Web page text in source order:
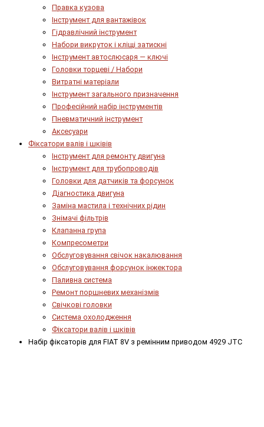
Правка кузова
Інструмент для вантажівок
Гідравлічний інструмент
Набори викруток і кліщі затискні
Інструмент автослюсаря — ключі
Головки торцеві / Набори
Витратні матеріали
Інструмент загального призначення
Професійний набір інструментів
Пневматичний інструмент
Аксесуари
Фіксатори валів і шківів
Інструмент для ремонту двигуна
Інструмент для трубопроводів
Головки для датчиків та форсунок
Діагностика двигуна
Заміна мастила і технічних рідин
Знімачі фільтрів
Клапанна група
Компресометри
Обслуговування свічок накалювання
Обслуговування форсунок інжектора
Паливна система
Ремонт поршневих механізмів
Свічкові головки
Система охолодження
Фіксатори валів і шківів
Набір фіксаторів для FIAT 8V з ремінним приводом 4929 JTC